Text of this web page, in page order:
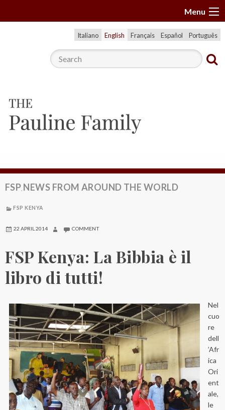
k
t
Menu
Italiano English Français Español Português
FSP, NEWS FROM AROUND THE WORLD
FSP KENYA
22 APRIL 2014 COMMENT
FSP Kenya: La Bibbia è il
libro di tutti!
Nel
cuo
re
dell
’Afr
ica
Ori
ent
ale,
le